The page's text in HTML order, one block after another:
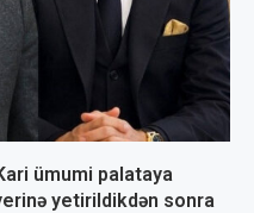
ümumi palataya
yetirildikdən sonra